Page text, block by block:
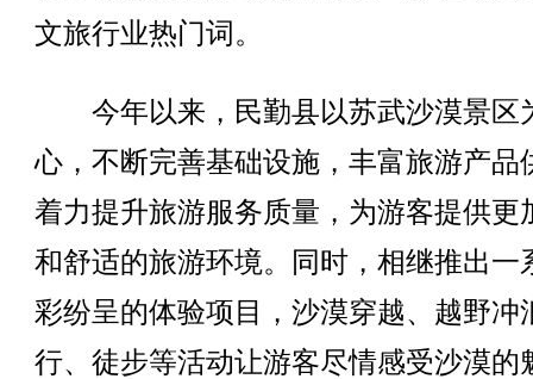
文旅行业热门词。
今年以来，民勤县以苏武沙漠景区
心，不断完善基础设施，丰富旅游产品
着力提升旅游服务质量，为游客提供更
和舒适的旅游环境。同时，相继推出一
彩纷呈的体验项目，沙漠穿越、越野冲
行、徒步等活动让游客尽情感受沙漠的